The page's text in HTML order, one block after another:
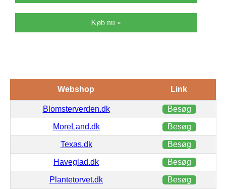
Køb nu »
Webshop Link
Blomsterverden.dk Besøg
MoreLand.dk Besøg
Texas.dk Besøg
Haveglad.dk Besøg
Plantetorvet.dk Besøg